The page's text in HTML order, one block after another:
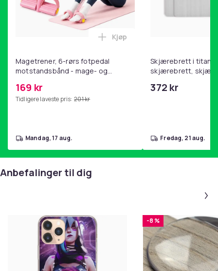
Magetrener, 6-rørs fotpedal
motstandsbånd - mage- og
hjemmegymnastikk Pink
169 kr
Tidligere laveste pris: 201 kr
Legg Magetrener, 6-rørs
Kjøp
mandag, 17 aug.
Skjærebrett i titan,
skjærebrett,
372 kr
fredag, 21 aug.
Anbefalinger til dig
-8 %